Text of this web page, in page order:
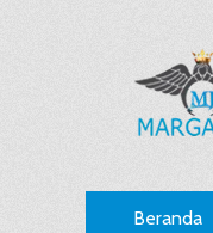
Primary
Beranda